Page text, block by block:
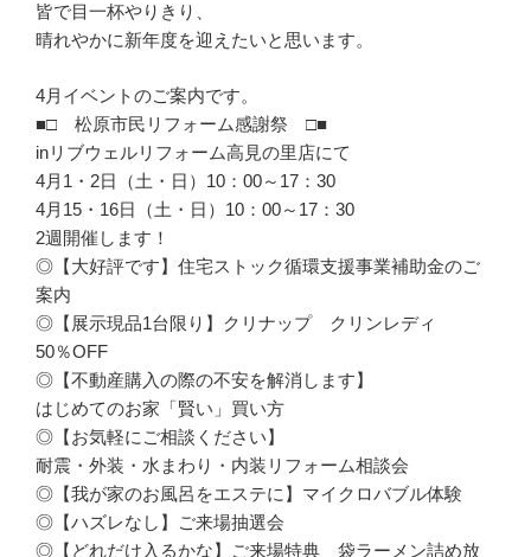
皆で目一杯やりきり、
晴れやかに新年度を迎えたいと思います。
4月イベントのご案内です。
■□ 松原市民リフォーム感謝祭 □■
inリブウェルリフォーム高見の里店にて
4月1・2日（土・日）10：00～17：30
4月15・16日（土・日）10：00～17：30
2週開催します！
◎【大好評です】住宅ストック循環支援事業補助金のご
案内
◎【展示現品1台限り】クリナップ クリンレディ
50％OFF
◎【不動産購入の際の不安を解消します】
はじめてのお家「賢い」買い方
◎【お気軽にご相談ください】
耐震・外装・水まわり・内装リフォーム相談会
◎【我が家のお風呂をエステに】マイクロバブル体験
◎【ハズレなし】ご来場抽選会
◎【どれだけ入るかな】ご来場特典 袋ラーメン詰め放